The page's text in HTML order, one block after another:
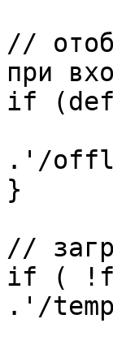
//
при
if
.'/
}
//
if (
.'/